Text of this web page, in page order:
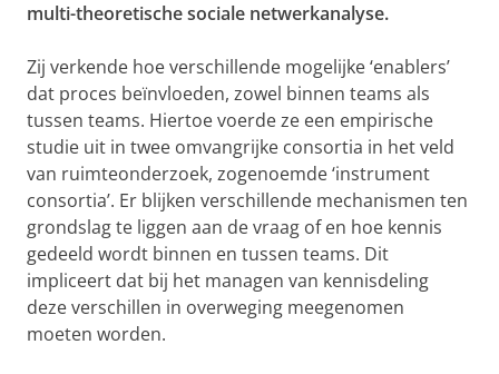
multi-theoretische sociale netwerkanalyse.
Zij verkende hoe verschillende mogelijke ‘enablers’
dat proces beïnvloeden, zowel binnen teams als
tussen teams. Hiertoe voerde ze een empirische
studie uit in twee omvangrijke consortia in het veld
van ruimteonderzoek, zogenoemde ‘instrument
consortia’. Er blijken verschillende mechanismen ten
grondslag te liggen aan de vraag of en hoe kennis
gedeeld wordt binnen en tussen teams. Dit
impliceert dat bij het managen van kennisdeling
deze verschillen in overweging meegenomen
moeten worden.